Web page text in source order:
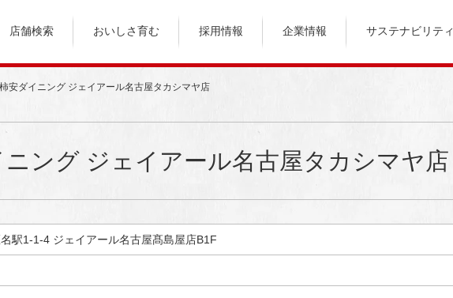
店舗検索 おいしさ育む 採用情報 企業情報 サステナビリティ
柿安ダイニング ジェイアール名古屋タカシマヤ店
ング ジェイアール名古屋タカシマヤ店
駅1-1-4 ジェイアール名古屋髙島屋店B1F